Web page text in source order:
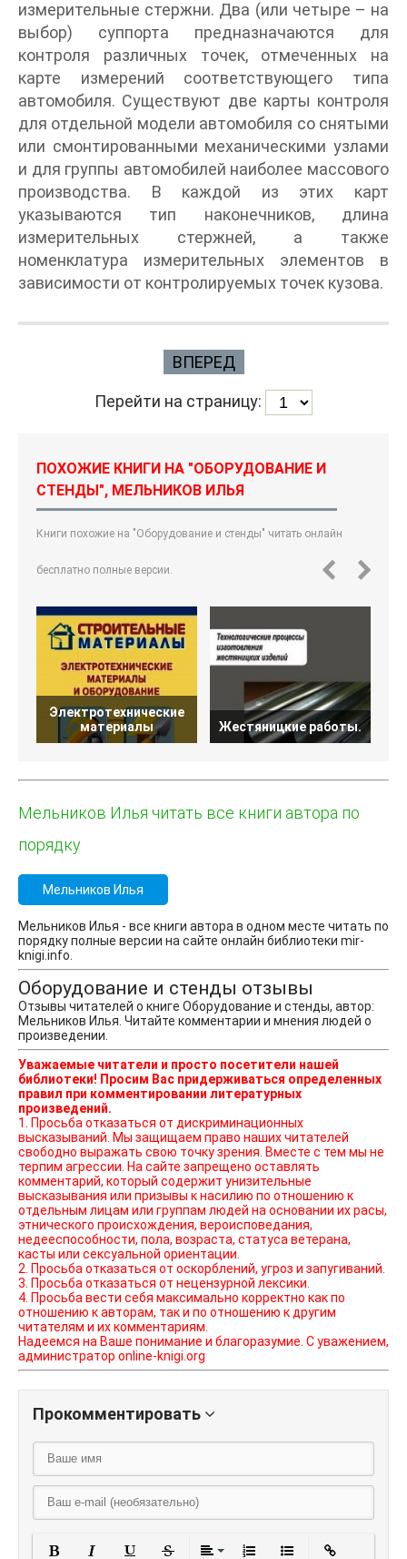
измерительные стержни. Два (или четыре – на
выбор) суппорта предназначаются для
контроля различных точек, отмеченных на
карте измерений соответствующего типа
автомобиля. Существуют две карты контроля
для отдельной модели автомобиля со снятыми
или смонтированными механическими узлами
и для группы автомобилей наиболее массового
производства. В каждой из этих карт
указываются тип наконечников, длина
измерительных стержней, а также
номенклатура измерительных элементов в
зависимости от контролируемых точек кузова.
ВПЕРЕД
Перейти на страницу:
ПОХОЖИЕ КНИГИ НА "ОБОРУДОВАНИЕ И
СТЕНДЫ", МЕЛЬНИКОВ ИЛЬЯ
Книги похожие на "Оборудование и стенды" читать онлайн
бесплатно полные версии.
Электротехнические
материалы
Жестяницкие работы.
Мельников Илья читать все книги автора по
порядку
Мельников Илья
Мельников Илья - все книги автора в одном месте читать по
порядку полные версии на сайте онлайн библиотеки mir-
knigi.info.
Оборудование и стенды отзывы
Отзывы читателей о книге Оборудование и стенды, автор:
Мельников Илья. Читайте комментарии и мнения людей о
произведении.
Уважаемые читатели и просто посетители нашей
библиотеки! Просим Вас придерживаться определенных
правил при комментировании литературных
произведений.
1. Просьба отказаться от дискриминационных
высказываний. Мы защищаем право наших читателей
свободно выражать свою точку зрения. Вместе с тем мы не
терпим агрессии. На сайте запрещено оставлять
комментарий, который содержит унизительные
высказывания или призывы к насилию по отношению к
отдельным лицам или группам людей на основании их расы,
этнического происхождения, вероисповедания,
недееспособности, пола, возраста, статуса ветерана,
касты или сексуальной ориентации.
2. Просьба отказаться от оскорблений, угроз и запугиваний.
3. Просьба отказаться от нецензурной лексики.
4. Просьба вести себя максимально корректно как по
отношению к авторам, так и по отношению к другим
читателям и их комментариям.
Надеемся на Ваше понимание и благоразумие. С уважением,
администратор online-knigi.org
Прокомментировать